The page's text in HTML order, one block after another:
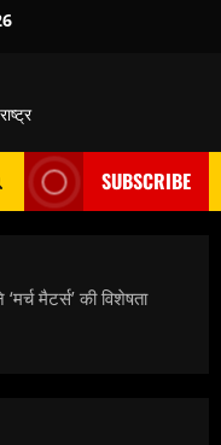
SUBSCRIBE
मैटर्स’ की विशेषता